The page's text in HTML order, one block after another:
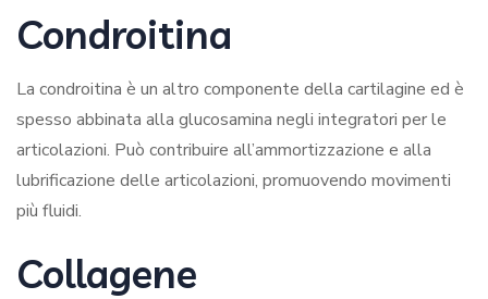
Condroitina
La condroitina è un altro componente della cartilagine ed è
spesso abbinata alla glucosamina negli integratori per le
articolazioni. Può contribuire all’ammortizzazione e alla
lubrificazione delle articolazioni, promuovendo movimenti
più fluidi.
Collagene